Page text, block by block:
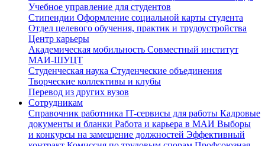
Учебное управление для студентов
Стипендии Оформление социальной карты студента
Отдел целевого обучения, практик и трудоустройства
Центр карьеры
Академическая мобильность Совместный институт
МАИ-ШУЦТ
Студенческая наука Студенческие объединения
Творческие коллективы и клубы
Перевод из других вузов
Сотрудникам
Cправочник работника IT-сервисы для работы Кадровые
документы и бланки Работа и карьера в МАИ Выборы
и конкурсы на замещение должностей Эффективный